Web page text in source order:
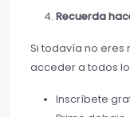
Recuerda
Si todavía no eres
acceder a todos
Inscríbete